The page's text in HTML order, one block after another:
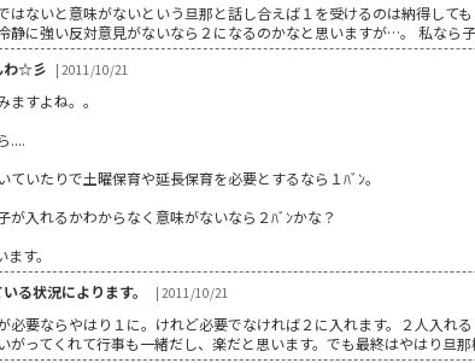
はないと意味がないという旦那と話し合えば１を受けるのは納得し
静に強い反対意見がないなら２になるのかなと思いますが…。 私なら
わ☆彡 | 2011/10/21
ますよね。。
....
ていたりで土曜保育や延長保育を必要とするなら１ﾊﾞﾝ。
が入れるかわからなく意味がないなら２ﾊﾞﾝかな？
す。
る状況によります。
| 2011/10/21
必要ならやはり１に。けれど必要でなければ２に入れます。２人入れ
がってくれて行事も一緒だし、楽だと思います。でも最終はやはり